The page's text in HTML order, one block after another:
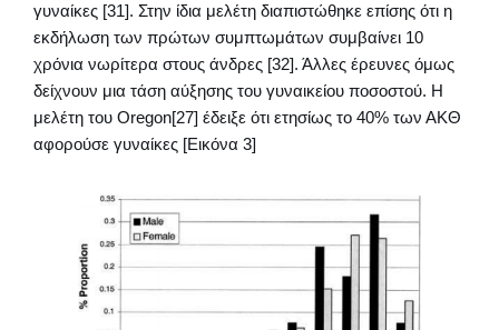
γυναίκες [31]. Στην ίδια μελέτη διαπιστώθηκε επίσης ότι η
εκδήλωση των πρώτων συμπτωμάτων συμβαίνει 10
χρόνια νωρίτερα στους άνδρες [32]. Άλλες έρευνες όμως
δείχνουν μια τάση αύξησης του γυναικείου ποσοστού. Η
μελέτη του Oregon[27] έδειξε ότι ετησίως το 40% των ΑΚΘ
αφορούσε γυναίκες [Εικόνα 3]